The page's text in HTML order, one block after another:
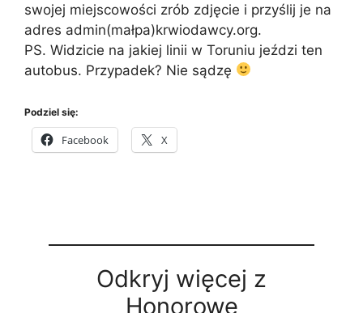
swojej miejscowości zrób zdjęcie i przyślij je na
adres admin(małpa)krwiodawcy.org.
PS. Widzicie na jakiej linii w Toruniu jeździ ten
autobus. Przypadek? Nie sądzę
Podziel się:
Facebook X
Odkryj więcej z
Honorowe